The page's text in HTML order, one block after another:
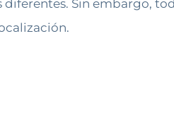
diferentes. Sin embargo,